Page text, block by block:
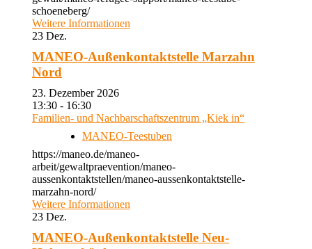
schoeneberg/
Weitere Informationen
23 Dez.
MANEO-Außenkontaktstelle Marzahn
Nord
23. Dezember 2026
13:30 - 16:30
Familien- und Nachbarschaftszentrum „Kiek in“
MANEO-Teestuben
https://maneo.de/maneo-
arbeit/gewaltpraevention/maneo-
aussenkontaktstellen/maneo-aussenkontaktstelle-
marzahn-nord/
Weitere Informationen
23 Dez.
MANEO-Außenkontaktstelle Neu-